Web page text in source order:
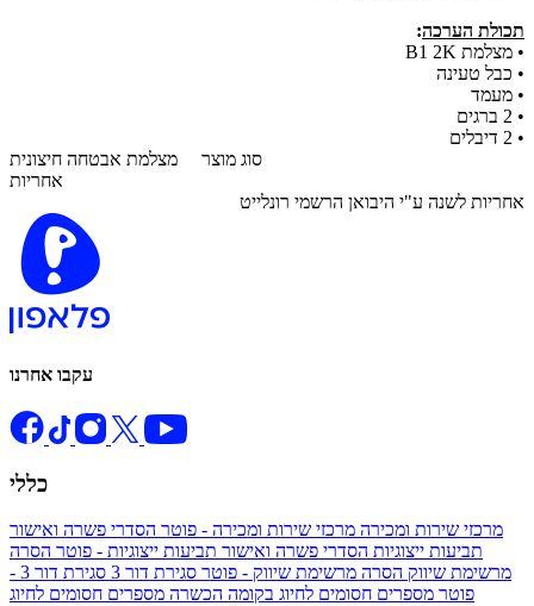
תכולת הערכה:
• מצלמת B1 2K
• כבל טעינה
• מעמד
• 2 ברגים
• 2 דיבלים
סוג מוצר מצלמת אבטחה חיצונית
אחריות
אחריות לשנה ע"י היבואן הרשמי רונלייט
עקבו אחרנו
כללי
מרכזי שירות ומכירה מרכזי שירות ומכירה - פוטר הסדרי פשרה ואישור
תביעות ייצוגיות הסדרי פשרה ואישור תביעות ייצוגיות - פוטר הסרה
מרשימת שיווק הסרה מרשימת שיווק - פוטר סגירת דור 3
סגירת דור 3 -
פוטר מספרים חסומים לחיוג בקומה הכשרה מספרים חסומים לחיוג